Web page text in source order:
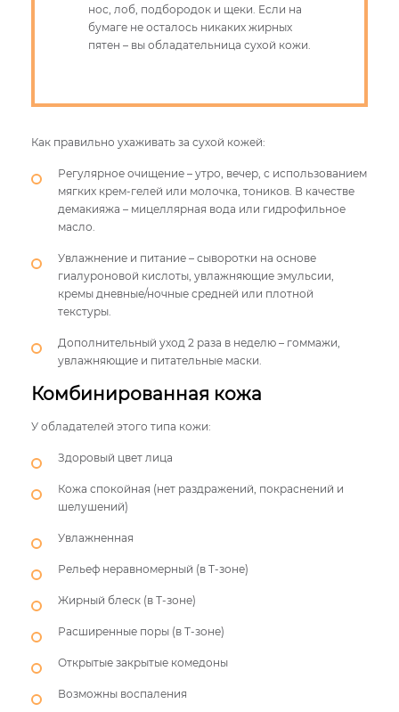
нос, лоб, подбородок и щеки. Если на
бумаге не осталось никаких жирных
пятен – вы обладательница сухой кожи.
Как правильно ухаживать за сухой кожей:
Регулярное очищение – утро, вечер, с использованием
мягких крем-гелей или молочка, тоников. В качестве
демакияжа – мицеллярная вода или гидрофильное
масло.
Увлажнение и питание – сыворотки на основе
гиалуроновой кислоты, увлажняющие эмульсии,
кремы дневные/ночные средней или плотной
текстуры.
Дополнительный уход 2 раза в неделю – гоммажи,
увлажняющие и питательные маски.
Комбинированная кожа
У обладателей этого типа кожи:
Здоровый цвет лица
Кожа спокойная (нет раздражений, покраснений и
шелушений)
Увлажненная
Рельеф неравномерный (в Т-зоне)
Жирный блеск (в Т-зоне)
Расширенные поры (в Т-зоне)
Открытые закрытые комедоны
Возможны воспаления